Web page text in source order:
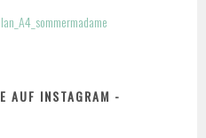
AUF INSTAGRAM